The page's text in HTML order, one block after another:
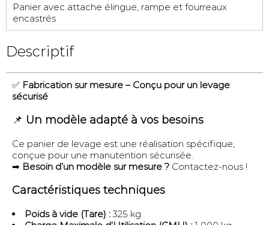
Panier avec attache élingue, rampe et fourreaux
encastrés
Descriptif
✅ Fabrication sur mesure – Conçu pour un levage
sécurisé
📌 Un modèle adapté à vos besoins
Ce panier de levage est une réalisation spécifique,
conçue pour une manutention sécurisée.
➡ Besoin d’un modèle sur mesure ? Contactez-nous !
Caractéristiques techniques
Poids à vide (Tare) : 325 kg